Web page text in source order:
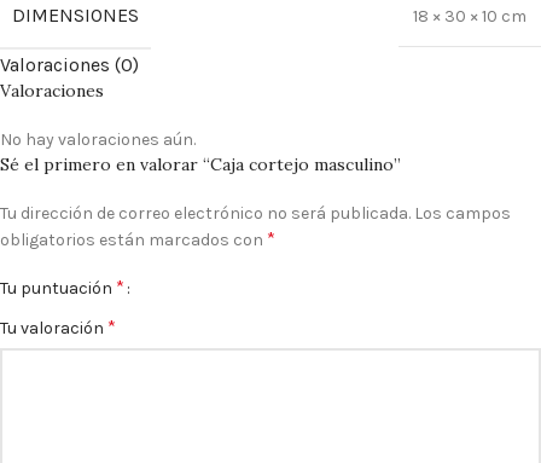
DIMENSIONES 18 × 30 × 10 cm
Valoraciones (0)
Valoraciones
No hay valoraciones aún.
Sé el primero en valorar “Caja cortejo masculino”
Tu dirección de correo electrónico no será publicada. Los campos
obligatorios están marcados con *
Tu puntuación *
Tu valoración *